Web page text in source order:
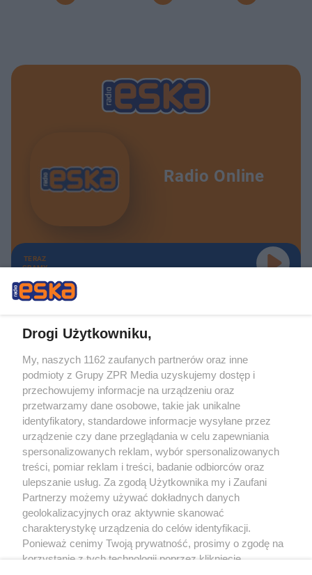
Radio Online
TERAZ
GRAMY
Żaden utwór zamieszczony w serwisie nie może być powielany i
rozpowszechniany lub dalej rozpowszechniany w jakikolwiek sposób (w
tym także elektroniczny lub mechaniczny) na jakimkolwiek polu
eksploatacji w jakiejkolwiek formie, włącznie z umieszczaniem w Internecie
bez pisemnej zgody właściciela praw. Jakiekolwiek użycie lub
wykorzystanie utworów w całości lub w części z naruszeniem prawa, tzn.
bez właściwej zgody, jest zabronione pod groźbą kary i może być ścigane
prawnie.
O nas
Drogi Użytkowniku,
My, naszych 1162 zaufanych partnerów oraz inne
podmioty z Grupy ZPR Media uzyskujemy dostęp i
przechowujemy informacje na urządzeniu oraz
przetwarzamy dane osobowe, takie jak unikalne
identyfikatory, standardowe informacje wysyłane przez
urządzenie czy dane przeglądania w celu zapewniania
spersonalizowanych reklam, wybór spersonalizowanych
treści, pomiar reklam i treści, badanie odbiorców oraz
ulepszanie usług. Za zgodą Użytkownika my i Zaufani
Partnerzy możemy używać dokładnych danych
geolokalizacyjnych oraz aktywnie skanować
charakterystykę urządzenia do celów identyfikacji.
Ponieważ cenimy Twoją prywatność, prosimy o zgodę na
korzystanie z tych technologii poprzez kliknięcie